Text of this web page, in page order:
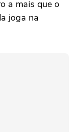
a mais que o
joga na